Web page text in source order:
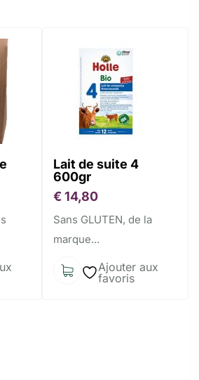
Lait de suite 4
600gr
€ 14,80
Sans GLUTEN, de la
marque...
Ajouter aux
favoris